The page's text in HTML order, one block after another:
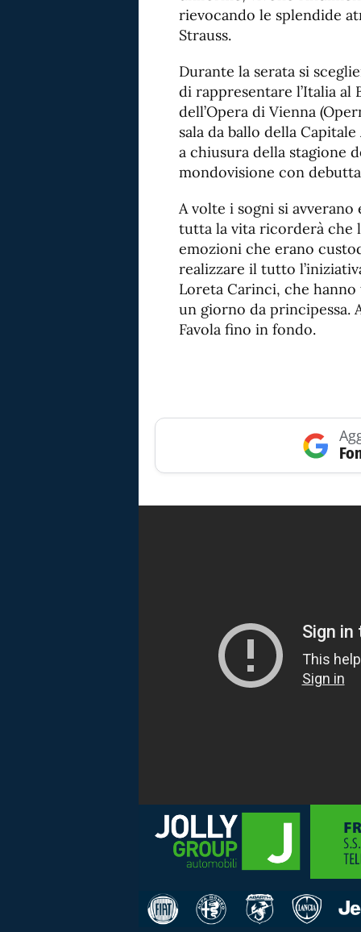
rievocando le splendide
Strauss.
Durante la serata si
di rappresentare l’Italia al
dell’Opera di Vienna
sala da ballo della
a chiusura della stagione
mondovisione con
A volte i sogni si avverano
tutta la vita ricorderà che
emozioni che erano
realizzare il tutto
Loreta Carinci, che
un giorno da principessa.
Favola fino in fondo.